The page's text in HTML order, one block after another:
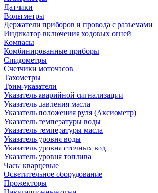
Датчики
Вольтметры
Держатели приборов и провода с разъемами
Индикатор включения ходовых огней
Компасы
Комбинированные приборы
Спидометры
Счетчики моточасов
Тахометры
Трим-указатели
Указатель аварийной сигнализации
Указатель давления масла
Указатель положения руля (Аксиометр)
Указатель температуры воды
Указатель температуры масла
Указатель уровня воды
Указатель уровня сточных вод
Указатель уровня топлива
Часы кварцевые
Осветительное оборудование
Прожекторы